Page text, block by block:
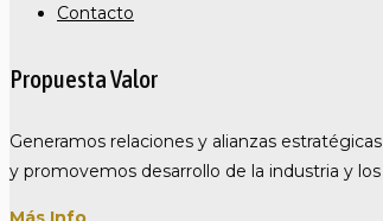
Contacto
Propuesta Valor
Generamos relaciones y alianzas
y promovemos desarrollo de la industria y